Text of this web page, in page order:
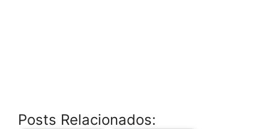
Posts Relacionados: